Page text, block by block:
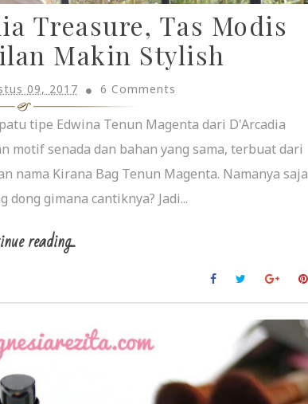
Treasure, Tas Modis
Makin Stylish
09, 2017 6 Comments
tipe Edwina Tenun Magenta dari D'Arcadia
motif senada dan bahan yang sama, terbuat dari
nama Kirana Bag Tenun Magenta. Namanya saja
dong gimana cantiknya? Jadi...
reading...